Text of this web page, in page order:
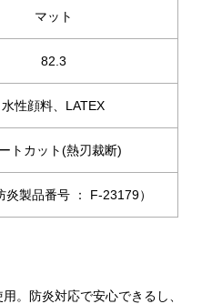
マット
82.3
水性顔料、LATEX
トカット(熱刃裁断)
炎製品番号 ： F-23179）
。防炎対応で安心できるし、